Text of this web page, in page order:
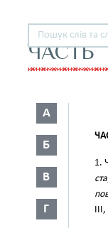
ЧАСТЬ
А
Б
В
Г
1.
III,